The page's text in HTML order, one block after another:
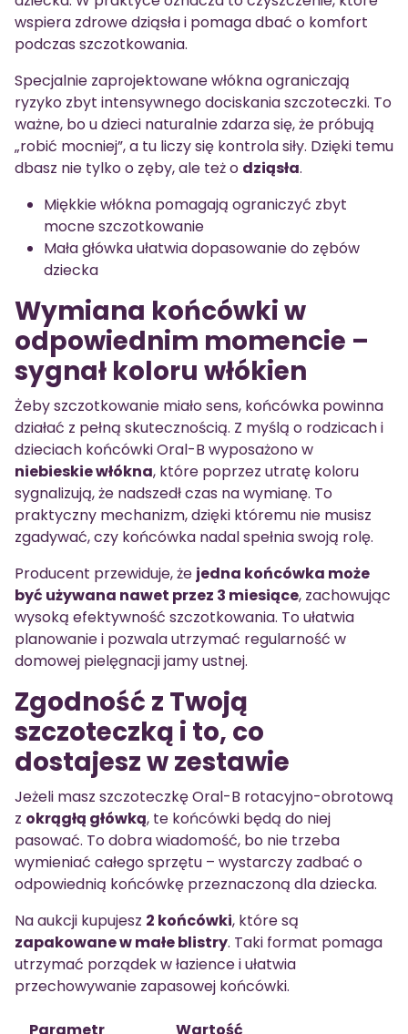
wspiera zdrowe dziąsła i pomaga dbać o komfort
podczas szczotkowania.
Specjalnie zaprojektowane włókna ograniczają
ryzyko zbyt intensywnego dociskania szczoteczki. To
ważne, bo u dzieci naturalnie zdarza się, że próbują
„robić mocniej”, a tu liczy się kontrola siły. Dzięki temu
dbasz nie tylko o zęby, ale też o dziąsła.
Miękkie włókna pomagają ograniczyć zbyt
mocne szczotkowanie
Mała główka ułatwia dopasowanie do zębów
dziecka
Wymiana końcówki w
odpowiednim momencie –
sygnał koloru włókien
Żeby szczotkowanie miało sens, końcówka powinna
działać z pełną skutecznością. Z myślą o rodzicach i
dzieciach końcówki Oral-B wyposażono w
niebieskie włókna, które poprzez utratę koloru
sygnalizują, że nadszedł czas na wymianę. To
praktyczny mechanizm, dzięki któremu nie musisz
zgadywać, czy końcówka nadal spełnia swoją rolę.
Producent przewiduje, że jedna końcówka może
być używana nawet przez 3 miesiące, zachowując
wysoką efektywność szczotkowania. To ułatwia
planowanie i pozwala utrzymać regularność w
domowej pielęgnacji jamy ustnej.
Zgodność z Twoją
szczoteczką i to, co
dostajesz w zestawie
Jeżeli masz szczoteczkę Oral-B rotacyjno-obrotową
z okrągłą główką, te końcówki będą do niej
pasować. To dobra wiadomość, bo nie trzeba
wymieniać całego sprzętu – wystarczy zadbać o
odpowiednią końcówkę przeznaczoną dla dziecka.
Na aukcji kupujesz 2 końcówki, które są
zapakowane w małe blistry. Taki format pomaga
utrzymać porządek w łazience i ułatwia
przechowywanie zapasowej końcówki.